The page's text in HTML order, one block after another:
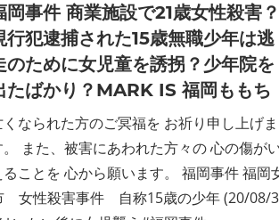
岡事件 商業施設で21歳女性殺害？
行犯逮捕された15歳無職少年は逃
のために女児童を誘拐？少年院を
たばかり？MARK IS 福岡ももち
なられた方のご冥福を お祈り申し上げま
。 また、被害にあわれた方々の 心の傷が
ることを 心から願います。 福岡事件 福岡
女性殺害事件 自称15歳の少年 (20/08/